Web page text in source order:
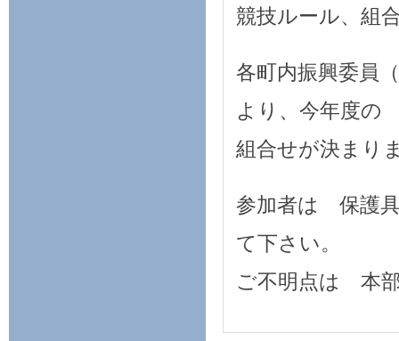
競技ルール、組
各町内振興委員
より、今年度の
組合せが決まり
参加者は 保護
て下さい。
ご不明点は 本